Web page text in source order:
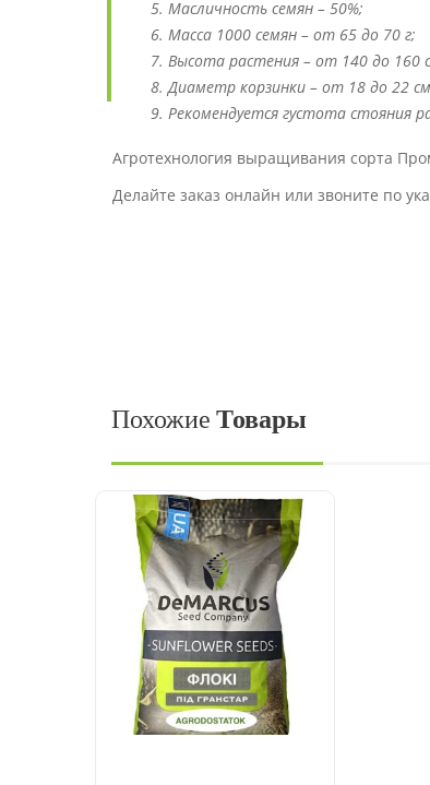
Масличность семян – 50%;
Масса 1000 семян – от 65 до 70 г;
Высота растения – от 140 до 160
Диаметр корзинки – от 18 до 22
Рекомендуется густота стояния
Агротехнология выращивания сорта
Делайте заказ онлайн или звоните по
Похожие Товары